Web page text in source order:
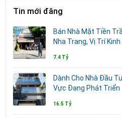
Tin mới đăng
Bán Nhà Mặt Tiền
Nha Trang, Vị Trí
7.4 Tỷ
Dành Cho Nhà Đầu
Vực Đang Phát Triển
16.5 Tỷ